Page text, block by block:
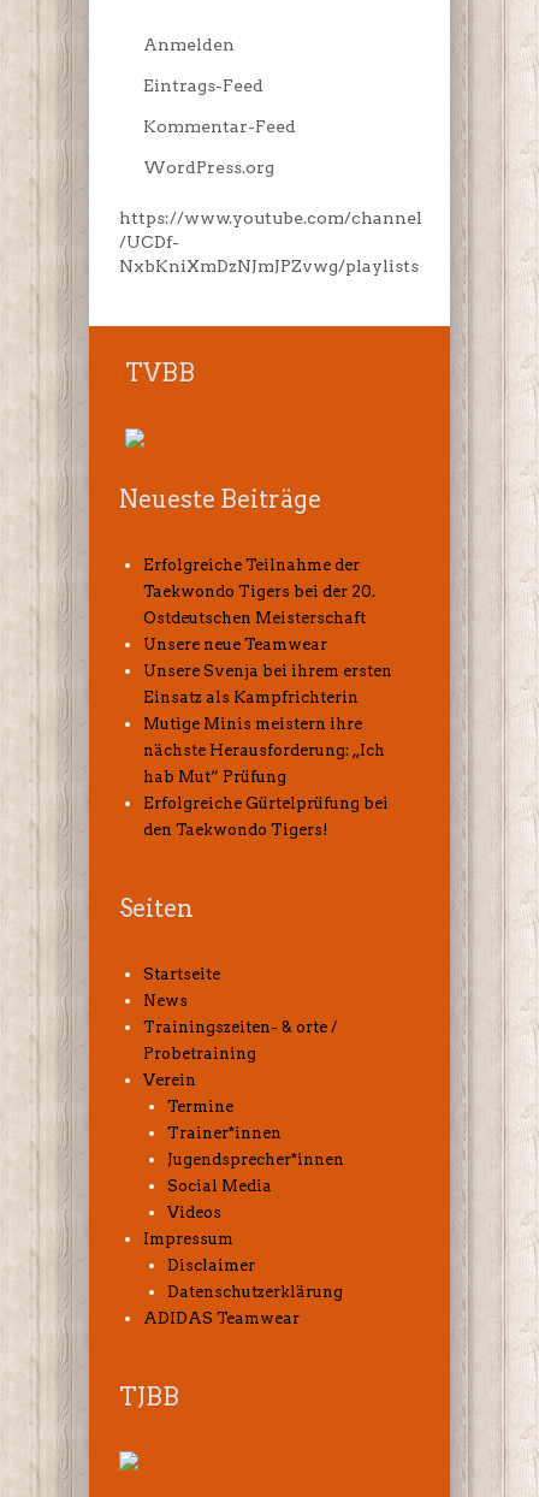
Anmelden
Eintrags-Feed
Kommentar-Feed
WordPress.org
https://www.youtube.com/channel
/UCDf-
NxbKniXmDzNJmJPZvwg/playlists
TVBB
Neueste Beiträge
Erfolgreiche Teilnahme der
Taekwondo Tigers bei der 20.
Ostdeutschen Meisterschaft
Unsere neue Teamwear
Unsere Svenja bei ihrem ersten
Einsatz als Kampfrichterin
Mutige Minis meistern ihre
nächste Herausforderung: „Ich
hab Mut“ Prüfung
Erfolgreiche Gürtelprüfung bei
den Taekwondo Tigers!
Seiten
Startseite
News
Trainingszeiten- & orte /
Probetraining
Verein
Termine
Trainer*innen
Jugendsprecher*innen
Social Media
Videos
Impressum
Disclaimer
Datenschutzerklärung
ADIDAS Teamwear
TJBB